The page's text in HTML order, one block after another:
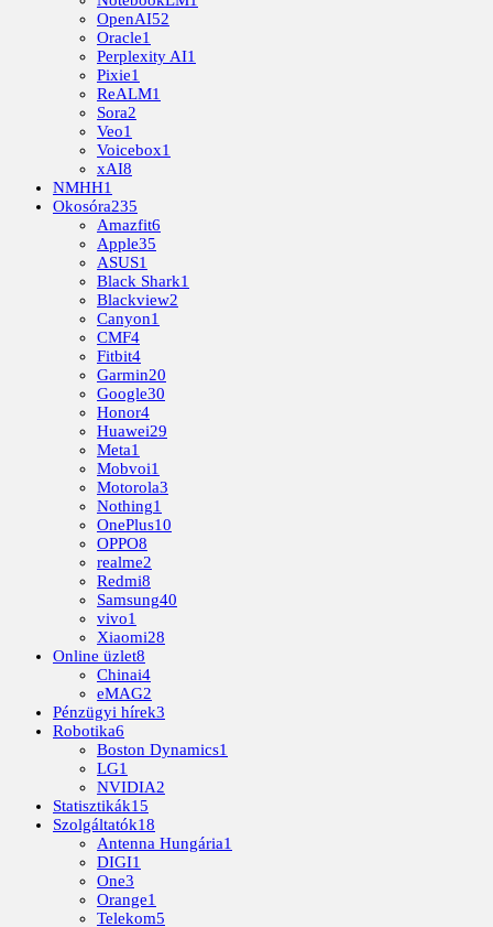
OpenAI52
Oracle1
Perplexity AI1
Pixie1
ReALM1
Sora2
Veo1
Voicebox1
xAI8
NMHH1
Okosóra235
Amazfit6
Apple35
ASUS1
Black Shark1
Blackview2
Canyon1
CMF4
Fitbit4
Garmin20
Google30
Honor4
Huawei29
Meta1
Mobvoi1
Motorola3
Nothing1
OnePlus10
OPPO8
realme2
Redmi8
Samsung40
vivo1
Xiaomi28
Online üzlet8
Chinai4
eMAG2
Pénzügyi hírek3
Robotika6
Boston Dynamics1
LG1
NVIDIA2
Statisztikák15
Szolgáltatók18
Antenna Hungária1
DIGI1
One3
Orange1
Telekom5